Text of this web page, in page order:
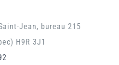
Jean, bureau 215
H9R 3J1